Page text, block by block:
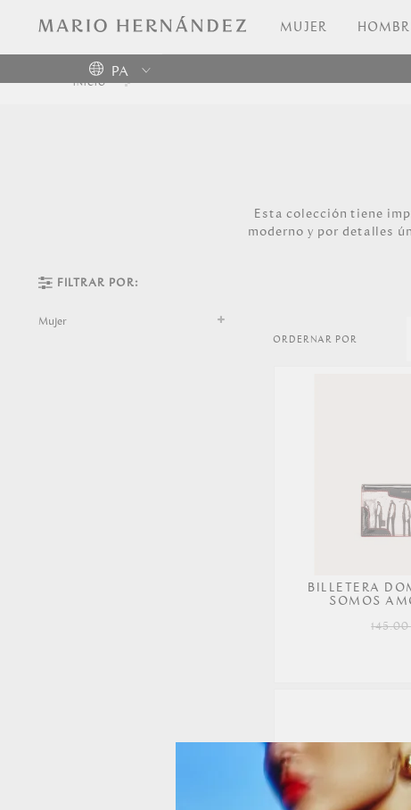
MUJER
PA
Esta colección tiene
moderno y por detalles
FILTRAR POR:
Mujer
ORDERNAR POR
BILLETERA
SOMOS
145.00